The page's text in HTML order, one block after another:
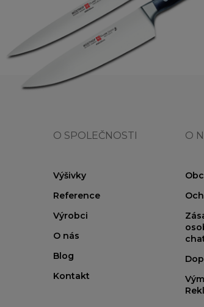
O SPOLEČNOSTI
Výšivky
Reference
Výrobci
O nás
Blog
Kontakt
O